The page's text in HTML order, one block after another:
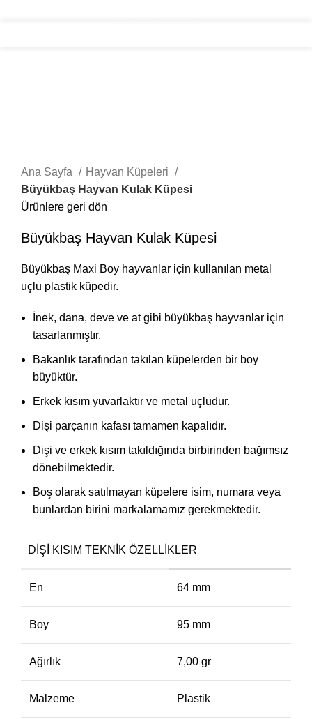
Ana Sayfa
Hayvan Küpeleri
Büyükbaş Hayvan Kulak Küpesi
Ürünlere geri dön
Büyükbaş Hayvan Kulak Küpesi
Büyükbaş Maxi Boy hayvanlar için kullanılan metal
uçlu plastik küpedir.
İnek, dana, deve ve at gibi büyükbaş hayvanlar için
tasarlanmıştır.
Bakanlık tarafından takılan küpelerden bir boy
büyüktür.
Erkek kısım yuvarlaktır ve metal uçludur.
Dişi parçanın kafası tamamen kapalıdır.
Dişi ve erkek kısım takıldığında birbirinden bağımsız
dönebilmektedir.
Boş olarak satılmayan küpelere isim, numara veya
bunlardan birini markalamamız gerekmektedir.
DIŞI KISIM TEKNIK ÖZELLIKLER
En 64 mm
Boy 95 mm
Ağırlık 7,00 gr
Malzeme Plastik